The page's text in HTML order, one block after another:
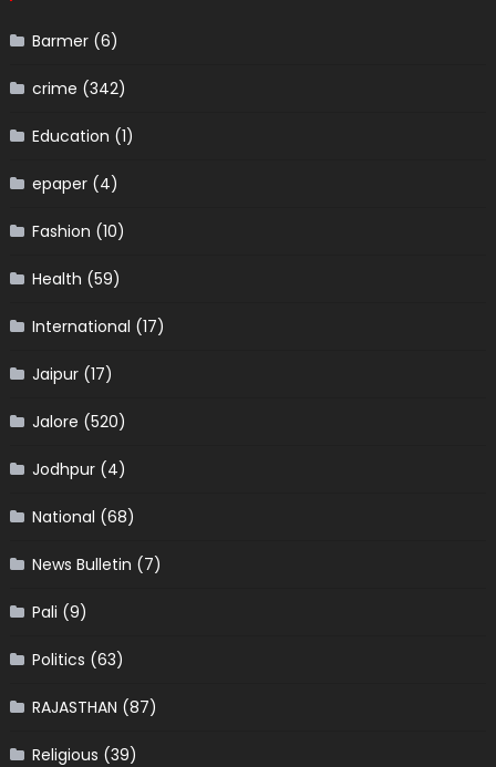
Barmer(6)
crime (342)
Education (1)
epaper(4)
Fashion (10)
Health (59)
International (17)
Jaipur(17)
Jalore (520)
Jodhpur(4)
National (68)
News Bulletin (7)
Pali (9)
Politics (63)
RAJASTHAN (87)
Religious (39)